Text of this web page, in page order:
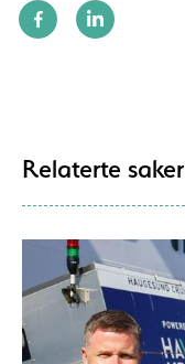
Relaterte saker